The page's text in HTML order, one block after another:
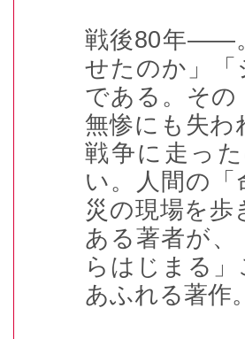
戦後80年――
せたのか」「
である。そ
無惨にも失わ
戦争に走っ
い。人間の
災の現場を
ある著者が
らはじまる
あふれる著作。